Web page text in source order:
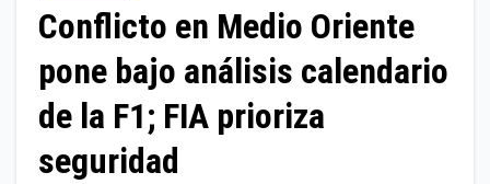
Conflicto en Medio Oriente
pone bajo análisis calendario
de la F1; FIA prioriza
seguridad